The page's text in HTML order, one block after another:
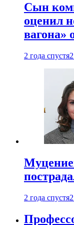
Сын
оценил
вагона»
2 года спустя
2 года спустя